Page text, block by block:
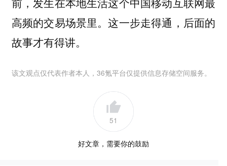
高频的交易场景里。这一步走得通，后面的
故事才有得讲。
该文观点仅代表作者本人，36氪平台仅提供信息存储空间服务。
51
好文章，需要你的鼓励